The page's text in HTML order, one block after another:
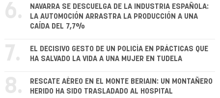
6.
NAVARRA SE DESCUELGA DE LA INDUSTRIA ESPAÑOLA:
LA AUTOMOCIÓN ARRASTRA LA PRODUCCIÓN A UNA
CAÍDA DEL 7,7%
7.
EL DECISIVO GESTO DE UN POLICÍA EN PRÁCTICAS QUE
HA SALVADO LA VIDA A UNA MUJER EN TUDELA
8.
RESCATE AÉREO EN EL MONTE BERIAIN: UN MONTAÑERO
HERIDO HA SIDO TRASLADADO AL HOSPITAL